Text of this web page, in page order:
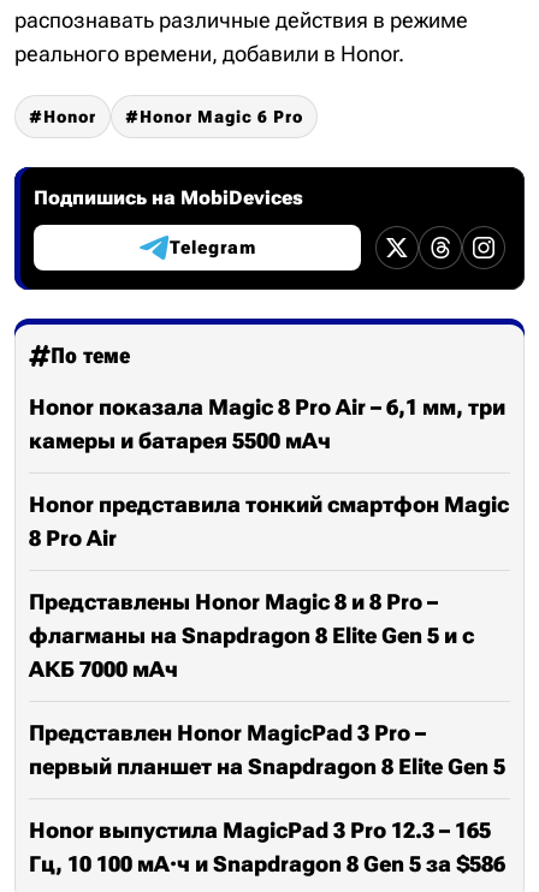
распознавать различные действия в режиме
реального времени, добавили в Honor.
Honor Honor Magic 6 Pro
Подпишись на MobiDevices
Telegram
По теме
Honor показала Magic 8 Pro Air – 6,1 мм, три
камеры и батарея 5500 мАч
Honor представила тонкий смартфон Magic
8 Pro Air
Представлены Honor Magic 8 и 8 Pro –
флагманы на Snapdragon 8 Elite Gen 5 и с
АКБ 7000 мАч
Представлен Honor MagicPad 3 Pro –
первый планшет на Snapdragon 8 Elite Gen 5
Honor выпустила MagicPad 3 Pro 12.3 – 165
Гц, 10 100 мА·ч и Snapdragon 8 Gen 5 за $586